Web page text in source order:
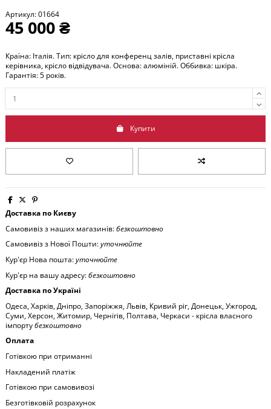
Артикул:01664
45 000 ₴
Країна: Італія. Тип: крісло для конференц залів, приставні крісла
керівника, крісло відвідувача. Основа: алюміній. Оббивка: шкіра.
Гарантія: 5 років.
Купити
Доставка по Києву
Самовивіз з наших магазинів:безкоштовно
Самовивіз з Нової Пошти:уточнюйте
Кур'єр Нова пошта:уточнюйте
Кур'єр на вашу адресу:безкоштовно
Доставка по Україні
Одеса, Харків, Дніпро, Запоріжжя, Львів, Кривий ріг, Донецьк, Ужгород,
Суми, Херсон, Житомир, Чернігів, Полтава, Черкаси - крісла власного
імпортубезкоштовно
Оплата
Готівкою при отриманні
Накладений платіж
Готівкою при самовивозі
Безготівковій розрахунок